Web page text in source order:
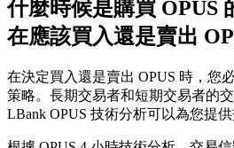
什麼時候是購買 OPUS
在應該買入還是賣出
在決定買入還是賣出 OPUS 時，您
策略。長期交易者和短期交易者的
LBank OPUS 技術分析可以為您提供